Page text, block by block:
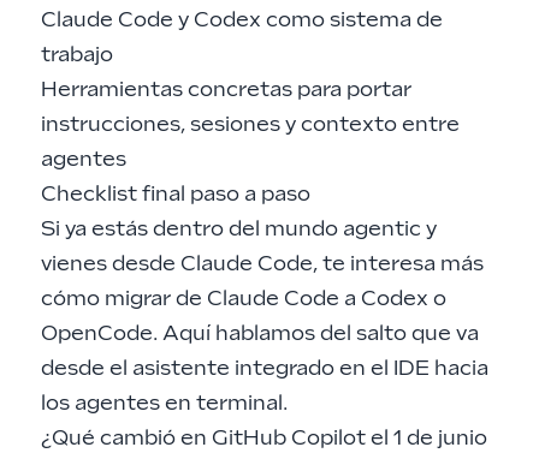
Claude Code y Codex como sistema de
trabajo
Herramientas concretas para portar
instrucciones, sesiones y contexto entre
agentes
Checklist final paso a paso
Si ya estás dentro del mundo agentic y
vienes desde Claude Code, te interesa más
cómo migrar de Claude Code a Codex o
OpenCode. Aquí hablamos del salto que va
desde el asistente integrado en el IDE hacia
los agentes en terminal.
¿Qué cambió en GitHub Copilot el 1 de junio